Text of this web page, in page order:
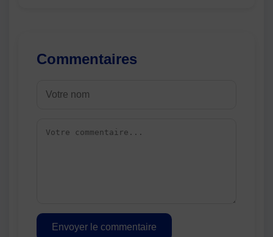
Commentaires
Envoyer le commentaire